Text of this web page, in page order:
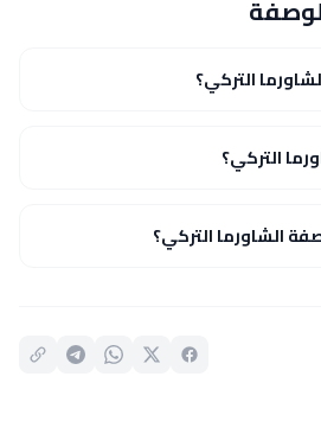
التركي؟
التركي؟
الشاورما التركي؟